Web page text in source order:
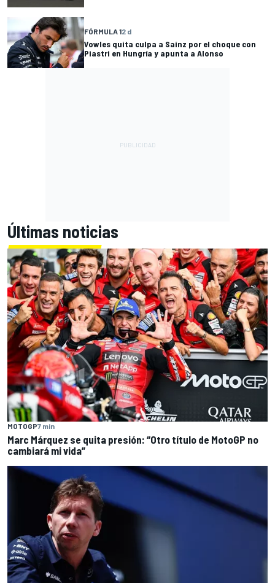
FÓRMULA 12 d
Vowles quita culpa a Sainz por el choque con
Piastri en Hungría y apunta a Alonso
Últimas noticias
MOTOGP7 min
Marc Márquez se quita presión: “Otro título de MotoGP no
cambiará mi vida”